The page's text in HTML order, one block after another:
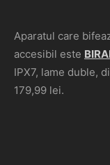
Aparatul care
accesibil este
IPX7, lame duble,
179,99 lei.